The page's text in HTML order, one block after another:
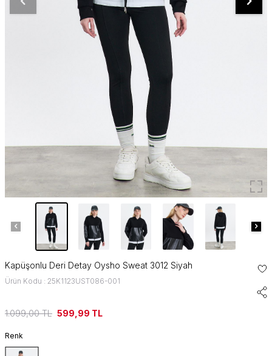
Kapüşonlu Deri Detay Oysho Sweat 3012 Siyah
Ürün Kodu : 25K1123UST086-001
1.099,00TL 599,99 TL
Renk